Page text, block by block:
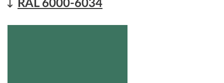
RAL 6000-6034